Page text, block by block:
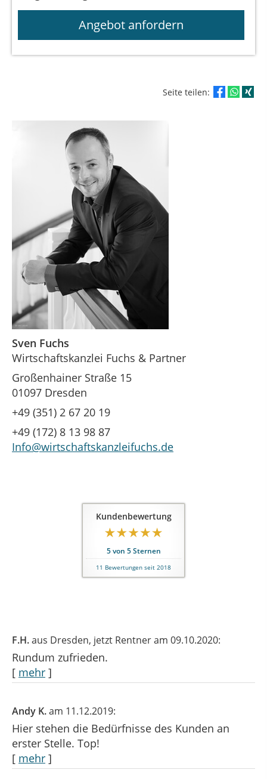
Angebot anfordern
Seite teilen:
Sven Fuchs
Wirtschaftskanzlei Fuchs & Partner
Großenhainer Straße 15
01097 Dresden
+49 (351) 2 67 20 19
+49 (172) 8 13 98 87
Info@wirtschaftskanzleifuchs.de
Kundenbewertung
5von 5Sternen
11 Bewertungen seit 2018
F.H.aus Dresden, jetzt Rentneram 09.10.2020:
Rundum zufrieden.
[ mehr ]
Andy K.am 11.12.2019:
Hier stehen die Bedürfnisse des Kunden an
erster Stelle. Top!
[ mehr ]